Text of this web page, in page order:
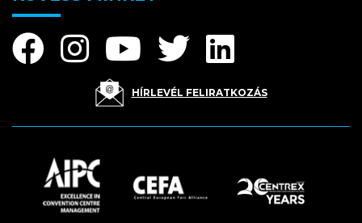
HÍRLEVÉL FELIRATKOZÁS